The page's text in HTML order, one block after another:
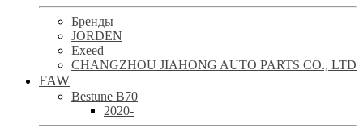
Бренды
JORDEN
Exeed
CHANGZHOU JIAHONG AUTO PARTS CO., LTD
FAW
Bestune B70
2020-